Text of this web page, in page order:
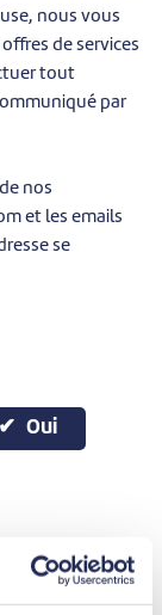
nous vous
de services
tout
par
nos
et les emails
se
Oui